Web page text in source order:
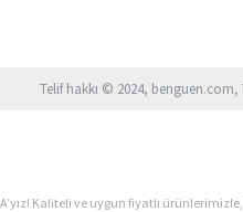
Telif hakkı © 2024, benguen.com,
Kaliteli ve uygun fiyatlı